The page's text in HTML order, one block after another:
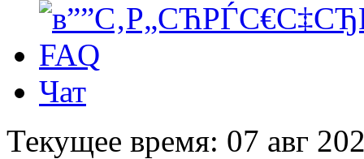
FAQ
Чат
Текущее время: 07 авг